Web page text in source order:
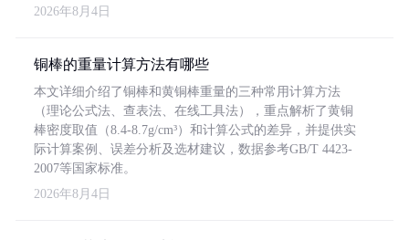
2026年8月4日
铜棒的重量计算方法有哪些
本文详细介绍了铜棒和黄铜棒重量的三种常用计算方法
（理论公式法、查表法、在线工具法），重点解析了黄铜
棒密度取值（8.4-8.7g/cm³）和计算公式的差异，并提供实
际计算案例、误差分析及选材建议，数据参考GB/T 4423-
2007等国家标准。
2026年8月4日